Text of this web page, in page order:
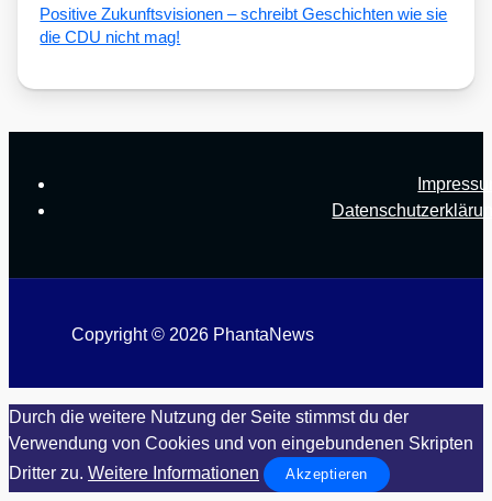
Posi­ti­ve Zukunfts­vi­sio­nen – schreibt Geschich­ten wie sie
die CDU nicht mag!
Copyright © 2026 PhantaNews
Durch die weitere Nutzung der Seite stimmst du der
Verwendung von Cookies und von eingebundenen Skripten
Dritter zu. Weitere Informationen Akzeptieren